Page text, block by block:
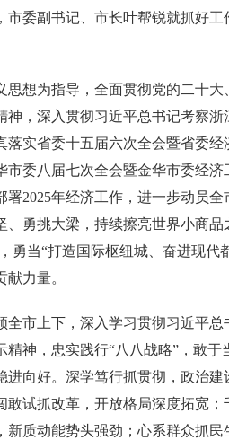
委副书记、市长叶帮锐就抓好工
想为指导，全面贯彻党的二十大
，深入贯彻习近平总书记考察浙
实省委十五届六次全会暨省委经
委八届七次全会暨金华市委经济
2025年经济工作，进一步动员全
勇挑大梁，持续擦亮世界小商品
勇当“打造国际枢纽城、奋进现代
力量。
市上下，深入学习贯彻习近平总
神，忠实践行“八八战略”，敢于
向好。深学笃行抓贯彻，政治建
试抓改革，开放格局深度拓宽；
质动能势头强劲；心系群众抓民